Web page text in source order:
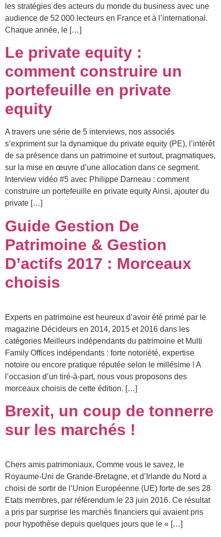
les stratégies des acteurs du monde du business avec une
audience de 52 000 lecteurs en France et à l’international.
Chaque année, le […]
Le private equity :
comment construire un
portefeuille en private
equity
A travers une série de 5 interviews, nos associés
s’expriment sur la dynamique du private equity (PE), l’intérêt
de sa présence dans un patrimoine et surtout, pragmatiques,
sur la mise en œuvre d’une allocation dans ce segment.
Interview vidéo #5 avec Philippe Darneau : comment
construire un portefeuille en private equity Ainsi, ajouter du
private […]
Guide Gestion De
Patrimoine & Gestion
D’actifs 2017 : Morceaux
choisis
Experts en patrimoine est heureux d’avoir été primé par le
magazine Décideurs en 2014, 2015 et 2016 dans les
catégories Meilleurs indépendants du patrimoine et Multi
Family Offices indépendants : forte notoriété, expertise
notoire ou encore pratique réputée selon le millésime ! A
l’occasion d’un tiré-à-part, nous vous proposons des
morceaux choisis de cette édition. […]
Brexit, un coup de tonnerre
sur les marchés !
Chers amis patrimoniaux, Comme vous le savez, le
Royaume-Uni de Grande-Bretagne, et d’Irlande du Nord a
choisi de sortir de l’Union Européenne (UE) forte de ses 28
Etats membres, par référendum le 23 juin 2016. Ce résultat
a pris par surprise les marchés financiers qui avaient pris
pour hypothèse depuis quelques jours que le « […]